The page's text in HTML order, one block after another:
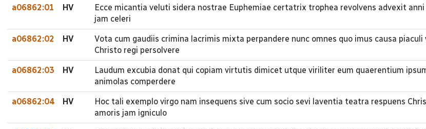
a06862:01 HV
Ecce micantia veluti sidera nostrae Euphemiae certatrix trophea revolvens advexit
jam celeri
a06862:02 HV
Vota cum gaudiis crimina lacrimis mixta perpandere nunc omnes quo imus causa
Christo regi persolvere
a06862:03 HV
Laudum excubia donat qui copiam virtutis dimicet utque viriliter eum quaerentium
animolas comperdere
a06862:04 HV
Hoc tali exemplo virgo nam insequens sive cum socio sevi laventia teatra respuens
amoris jam igniculo